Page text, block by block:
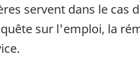
servent dans le cas
sur l'emploi, la